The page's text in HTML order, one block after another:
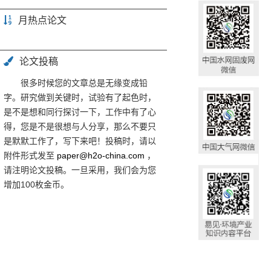
月热点论文
论文投稿
很多时候您的文章总是无缘变成铅
字。研究做到关键时，试验有了起色时，
是不是想和同行探讨一下，工作中有了心
得，您是不是很想与人分享，那么不要只
是默默工作了，写下来吧！投稿时，请以
附件形式发至 paper@h2o-china.com ，
请注明论文投稿。一旦采用，我们会为您
增加100枚金币。